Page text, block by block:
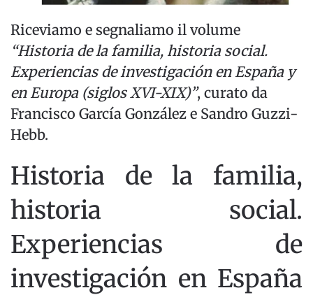
Riceviamo e segnaliamo il volume
“Historia de la familia, historia social.
Experiencias de investigación en España y
en Europa (siglos XVI-XIX)”, curato da
Francisco García González e Sandro Guzzi-
Hebb.
Historia de la familia,
historia social.
Experiencias de
investigación en España